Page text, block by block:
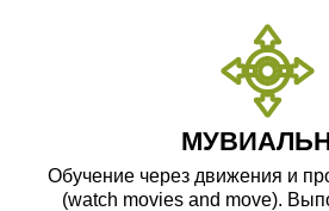
Обучение через движения и
(watch movies and move).